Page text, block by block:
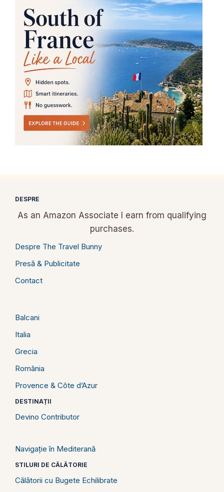
DESPRE
As an Amazon Associate I earn from qualifying
purchases.
Despre The Travel Bunny
Presă & Publicitate
Contact
Balcani
Italia
Grecia
România
Provence & Côte d’Azur
DESTINAȚII
Devino Contributor
Navigație în Mediterană
STILURI DE CĂLĂTORIE
Călătorii cu Bugete Echilibrate